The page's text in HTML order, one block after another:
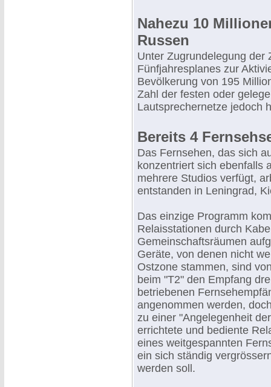
Nahezu 10
Russen
Unter Zugrundelegung der
Fünfjahresplanes zur
Bevölkerung von 195
Zahl der festen oder
Lautsprechernetze jedoch
Bereits 4
Das Fernsehen, das sich
konzentriert sich ebenfalls
mehrere Studios verfügt,
entstanden in Leningrad,
Das einzige Programm
Relaisstationen durch
Gemeinschaftsräumen
Geräte, von denen nicht
Ostzone stammen, sind
beim "T2" den Empfang
betriebenen
angenommen werden,
zu einer "Angelegenheit
errichtete und bediente
eines weitgespannten
ein sich ständig
werden soll.